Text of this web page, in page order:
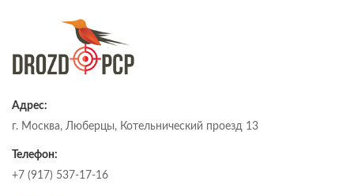
Адрес:
г. Москва, Люберцы, Котельнический проезд 13
Телефон:
+7 (917) 537-17-16